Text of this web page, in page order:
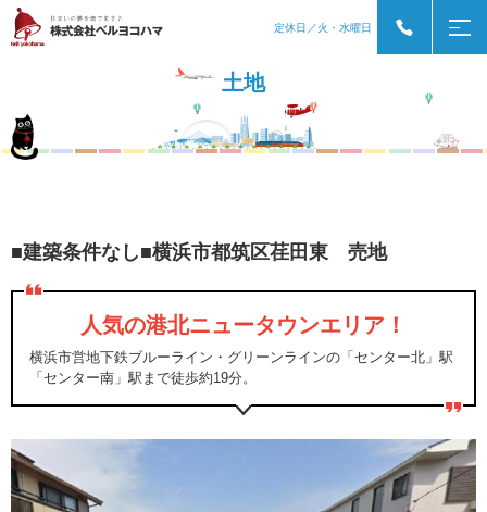
定休日／火・水曜日
土地
■建築条件なし■横浜市都筑区荏田東 売地
人気の港北ニュータウンエリア！
横浜市営地下鉄ブルーライン・グリーンラインの「センター北」駅
「センター南」駅まで徒歩約19分。